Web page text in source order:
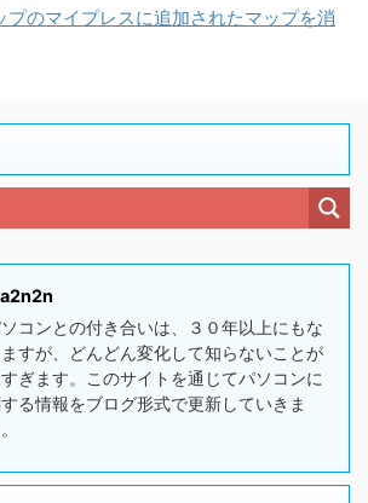
プのマイプレスに追加されたマップを消
コンとの付き合いは、３０年以上にもな
ますが、どんどん変化して知らないことが
ぎます。このサイトを通じてパソコンに
る情報をブログ形式で更新していきま